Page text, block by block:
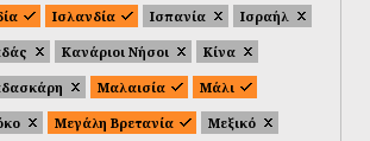
Ισλανδία Ισπανία
Ισραήλ
Κανάριοι Νήσοι
Κίνα
Μαλαισία
Μάλι
Μεγάλη Βρετανία
Μεξικό